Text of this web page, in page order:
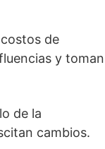
de
y toman
de la
cambios.